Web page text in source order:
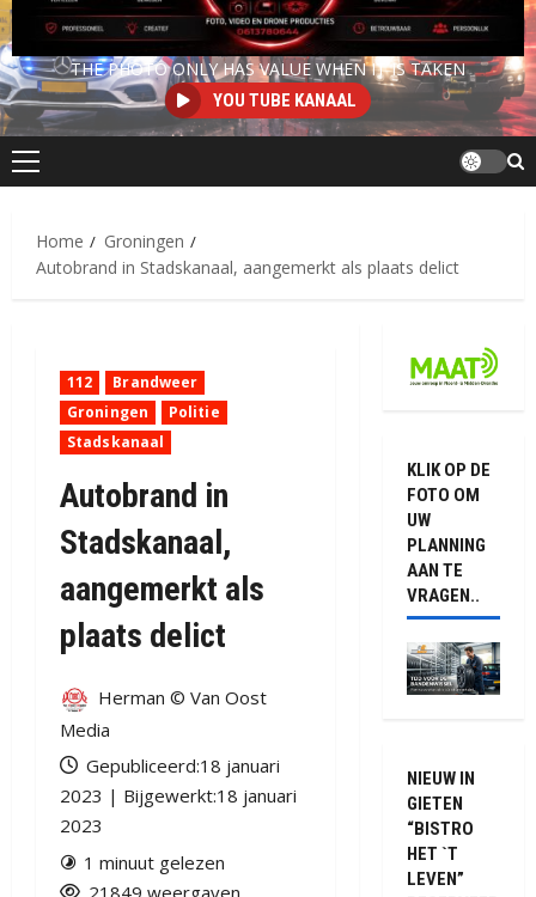
THE PHOTO ONLY HAS VALUE WHEN IT IS TAKEN
YOU TUBE KANAAL
Primair
Home
Groningen
Autobrand in Stadskanaal, aangemerkt als plaats delict
112
Brandweer
Groningen
Politie
Stadskanaal
Autobrand in
Stadskanaal,
aangemerkt als
plaats delict
Herman © Van Oost
Media
Gepubliceerd:18 januari
2023 | Bijgewerkt:18 januari
2023
1 minuut gelezen
21849 weergaven
KLIK OP DE
FOTO OM
UW
PLANNING
AAN TE
VRAGEN..
NIEUW IN
GIETEN
“BISTRO
HET `T
LEVEN”